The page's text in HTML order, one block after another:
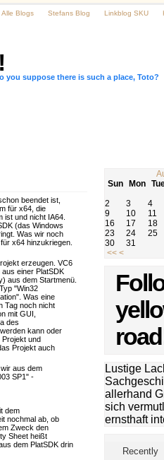
Alle Blogs Stefans Blog Linkblog SKU
you suppose there is such a place, Toto?
Sun
Mon
<< <
2
3 4
9
10 11
16
17 18
23
24 25
30
31
Lustige
allerhand
sich
ernsthaft
Recently
beendet ist,
für x64, die
ist und nicht IA64.
(das Windows
Was wir noch
x64 hinzukriegen.
erzeugen. VC6
einer PlatSDK
aus dem Startmenü.
"Win32
Was eine
Tag noch nicht
mit GUI,
des
kann oder
Projekt und
Projekt auch
aus dem
SP1" -
dem
nochmal ab, ob
Zweck den
Sheet heißt
dem PlatSDK drin